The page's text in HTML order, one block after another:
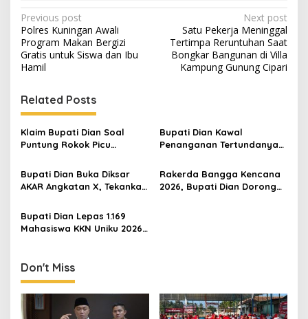
Post
navigation
Previous post
Polres Kuningan Awali
Program Makan Bergizi
Gratis untuk Siswa dan Ibu
Hamil
Next post
Satu Pekerja Meninggal
Tertimpa Reruntuhan Saat
Bongkar Bangunan di Villa
Kampung Gunung Cipari
Related Posts
Klaim Bupati Dian Soal
Puntung Rokok Picu
Jabar Hejo, Sebut Tak
Sesuai Kajian Ilmiah
Bupati Dian Kawal
Penanganan Tertundanya
Umrah Kuningan, Minta Hak
Jemaah Dipenuhi
Bupati Dian Buka Diksar
AKAR Angkatan X, Tekankan
Kepedulian Lingkungan
Rakerda Bangga Kencana
2026, Bupati Dian Dorong
Bupati Dian Lepas 1.169
Mahasiswa KKN Uniku 2026,
Desa
Don't Miss